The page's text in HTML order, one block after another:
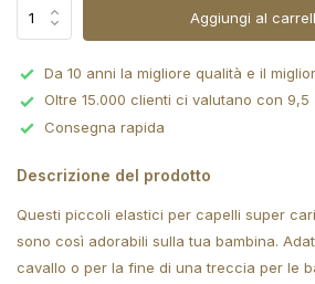
Aggiungi al
Da 10 anni la migliore qualità e il
Oltre 15.000 clienti ci valutano con 9,5
Consegna rapida
Descrizione del prodotto
Questi piccoli elastici per capelli super
sono così adorabili sulla tua bambina.
cavallo o per la fine di una treccia per le